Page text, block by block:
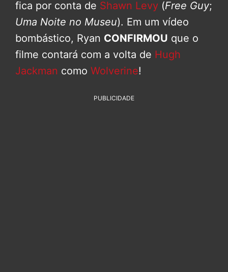
fica por conta de Shawn Levy (Free Guy;
Uma Noite no Museu). Em um vídeo
bombástico, Ryan CONFIRMOU que o
filme contará com a volta de Hugh
Jackman como Wolverine!
PUBLICIDADE